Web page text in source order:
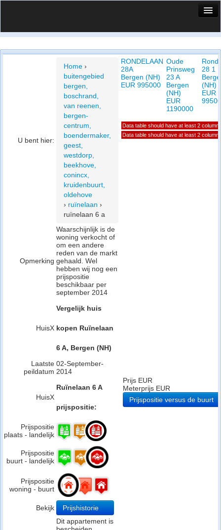
Vergelijk prijsposities - wijk
Cookie beleid
U bent hier:
Home ›
buitengebied
bergen,
boschrand,
van reenen,
bergen-
centrum,
boendermaker,
geest,
westdorp,
beekhove,
conincx,
kruidenbuurt,
oldehove
› ruïnelaan ›
ruïnelaan 6 a
Opmerking
Waarschijnlijk is de
woning verkocht of
om een andere
reden van de markt
gehaald. Wel
hebben wij nog een
prijspositie
beschikbaar per
september 2014
HuisX
Vergelijk huis
kopen Ruïnelaan
6 A, Bergen (NH)
Laatste
peildatum
02-September-
2014
HuisX
Ruïnelaan 6 A
prijspositie:
Prijspositie
plaats - landelijk
Prijspositie
buurt - landelijk
Prijspositie
woning - buurt
Bekijk Prijshistorie
Dit appartement is
RONDELAAN
28A
Bergen (NH)
EUR 995000
Oude
Prinsweg
23 A
Bergen
(NH)
EUR
1190000
28 1
(NH)
EUR
Data table should have at least 2
Data table should have at least 2
Prijs EUR
Meterprijs EUR
Prijspositie versus de buurt